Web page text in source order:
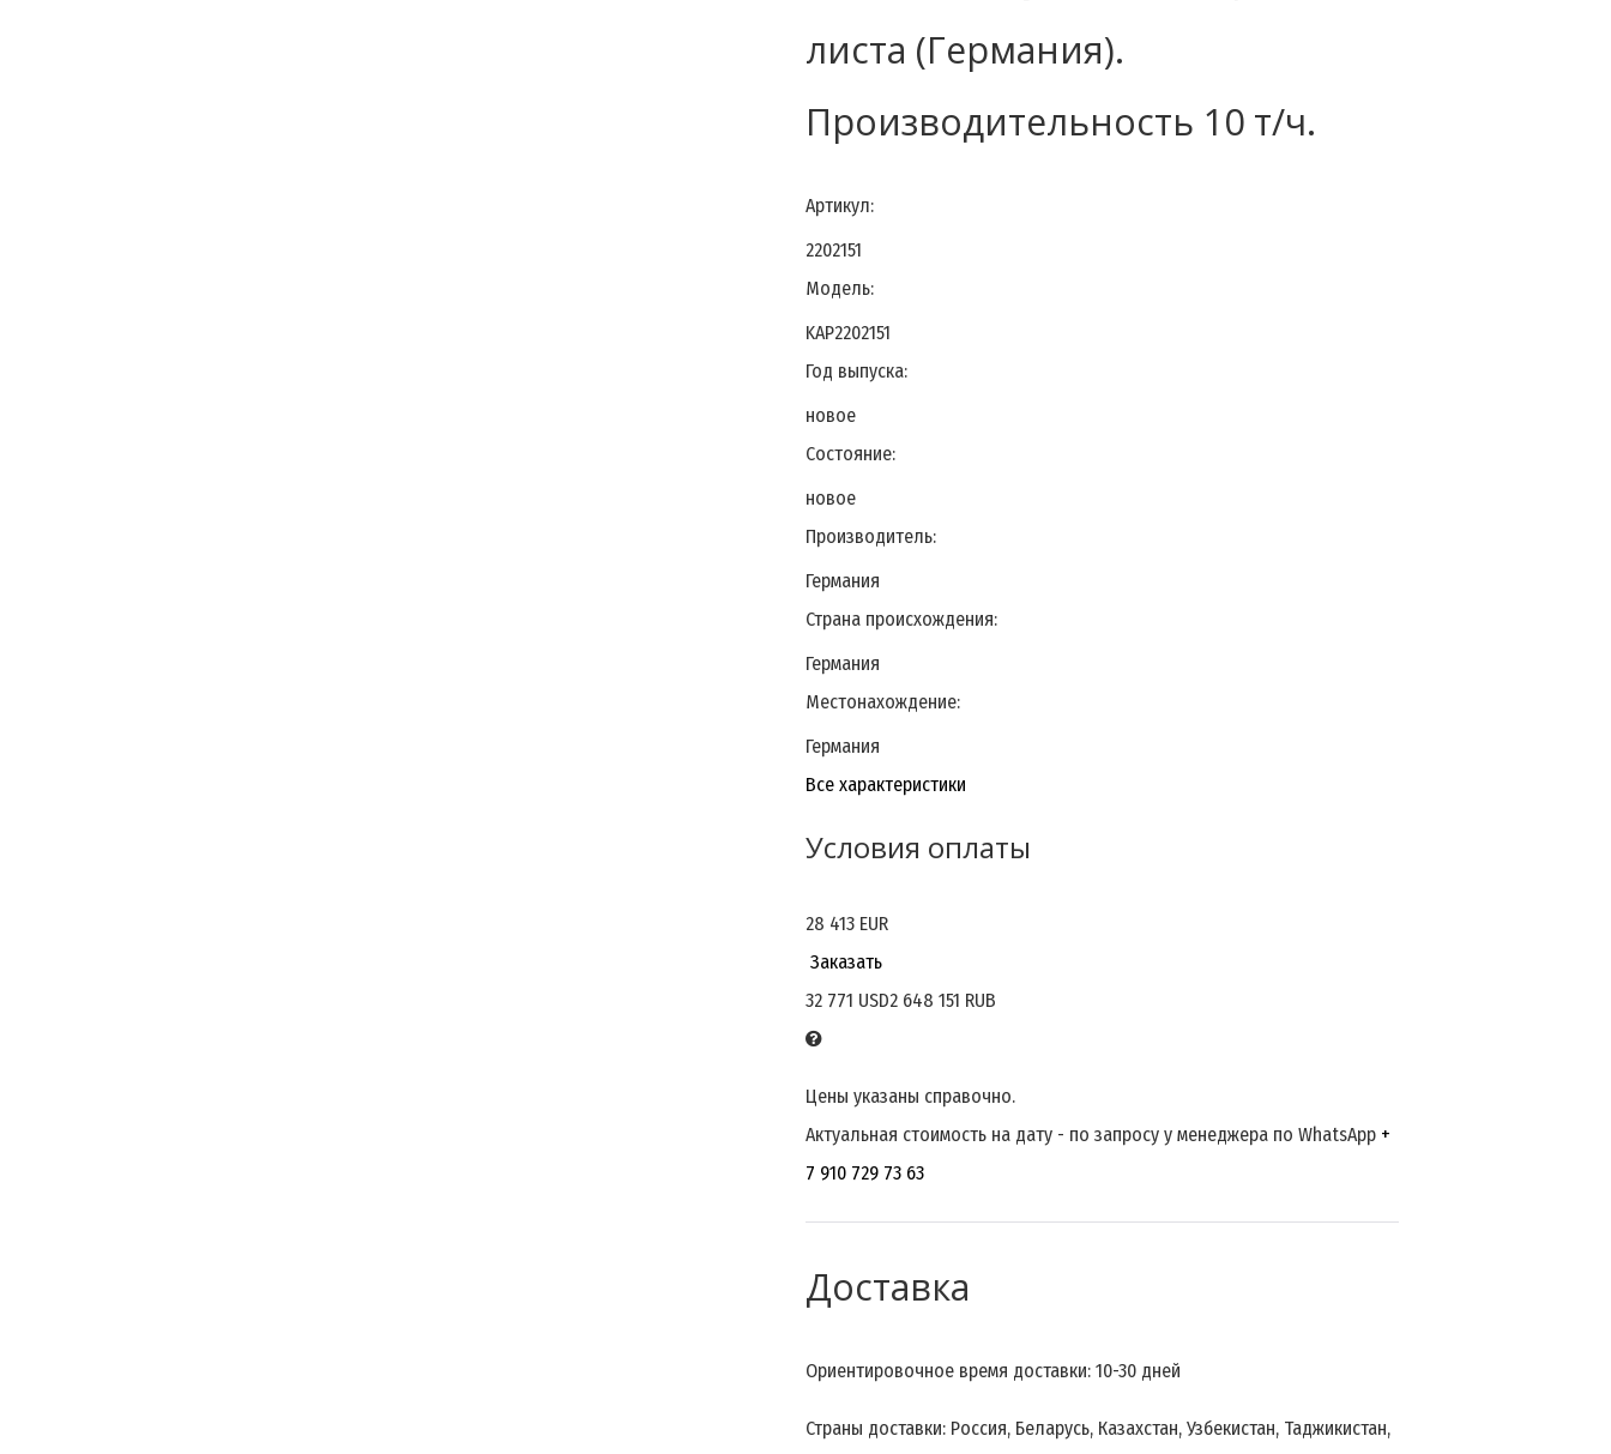
листа (Германия).
Производительность 10 т/ч.
Артикул:
2202151
Модель:
KAP2202151
Год выпуска:
новое
Состояние:
новое
Производитель:
Германия
Страна происхождения:
Германия
Местонахождение:
Германия
Все характеристики
Условия оплаты
28 413 EUR
Заказать
32 771 USD2 648 151 RUB
Цены указаны справочно.
Актуальная стоимость на дату - по запросу у менеджера по WhatsApp +
7 910 729 73 63
Доставка
Ориентировочное время доставки: 10-30 дней
Страны доставки: Россия, Беларусь, Казахстан, Узбекистан, Таджикистан,